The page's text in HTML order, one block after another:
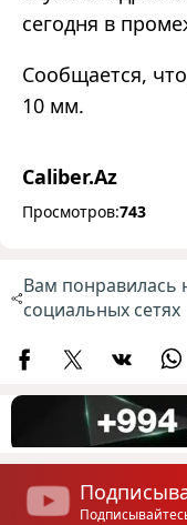
сегодня в
Сообщается,
10 мм.
Caliber.Az
Просмотров:743
Вам понравилась
социальных сетях